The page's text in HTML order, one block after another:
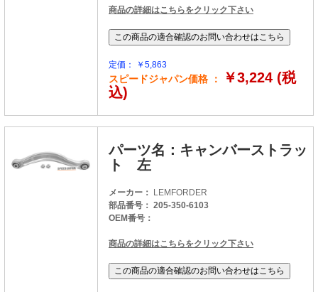
商品の詳細はこちらをクリック下さい
定価： ￥5,863
スピードジャパン価格 ：
￥3,224 (税
込)
パーツ名：キャンバーストラッ
ト 左
メーカー： LEMFORDER
部品番号： 205-350-6103
OEM番号：
商品の詳細はこちらをクリック下さい